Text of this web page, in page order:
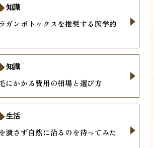
ガンボトックスを推奨する医学的
知識
にかかる費用の相場と選び方
知識
潰さず自然に治るのを待ってみた
生活